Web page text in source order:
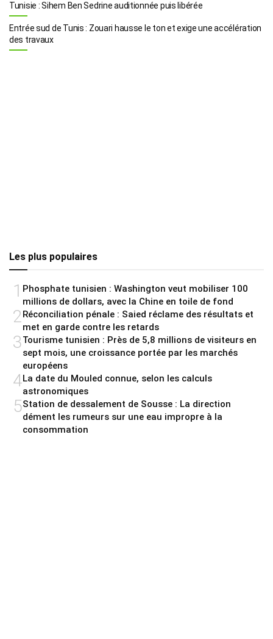
Tunisie : Sihem Ben Sedrine auditionnée puis libérée
Entrée sud de Tunis : Zouari hausse le ton et exige une accélération
des travaux
Les plus populaires
1 Phosphate tunisien : Washington veut mobiliser 100
millions de dollars, avec la Chine en toile de fond
2 Réconciliation pénale : Saied réclame des résultats et
met en garde contre les retards
3Tourisme tunisien : Près de 5,8 millions de visiteurs en
sept mois, une croissance portée par les marchés
européens
4La date du Mouled connue, selon les calculs
astronomiques
5Station de dessalement de Sousse : La direction
dément les rumeurs sur une eau impropre à la
consommation